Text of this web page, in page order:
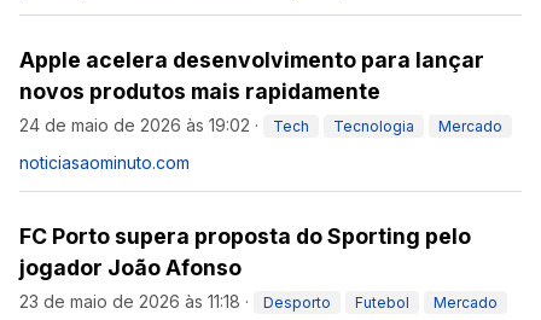
Apple acelera desenvolvimento para lançar
novos produtos mais rapidamente
24 de maio de 2026 às 19:02 · Tech Tecnologia Mercado
noticiasaominuto.com
FC Porto supera proposta do Sporting pelo
jogador João Afonso
23 de maio de 2026 às 11:18 · Desporto Futebol Mercado